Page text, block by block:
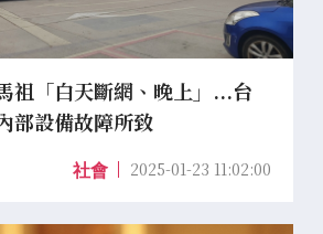
祖「白天斷網、晚上」...台
部設備故障所致
社會 2025-01-23 11:02:00